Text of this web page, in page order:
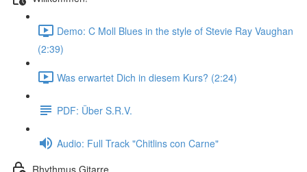
Demo: C Moll Blues in the style of Stevie Ray Vaughan
(2:39)
Was erwartet Dich in diesem Kurs? (2:24)
PDF: Über S.R.V.
Audio: Full Track "Chitlins con Carne"
Rhythmus Gitarre